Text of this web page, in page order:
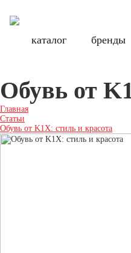
каталог бренды
каталог бренды
Обувь от
Главная
Статьи
Обувь от K1X: стиль и красота